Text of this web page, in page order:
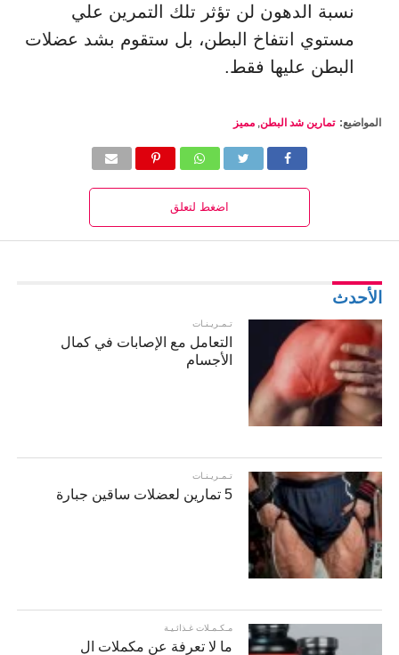
نسبة الدهون لن تؤثر تلك التمرين علي
مستوي انتفاخ البطن، بل ستقوم بشد عضلات
البطن عليها فقط.
المواضيع: تمارين شد البطن, مميز
اضغط لتعلق
الأحدث
تـمـريـنـات
التعامل مع الإصابات في كمال
الأجسام
تـمـريـنـات
5 تمارين لعضلات ساقين جبارة
مـكـمـلات غـذائـيـة
ما لا تعرفة عن مكملات ال